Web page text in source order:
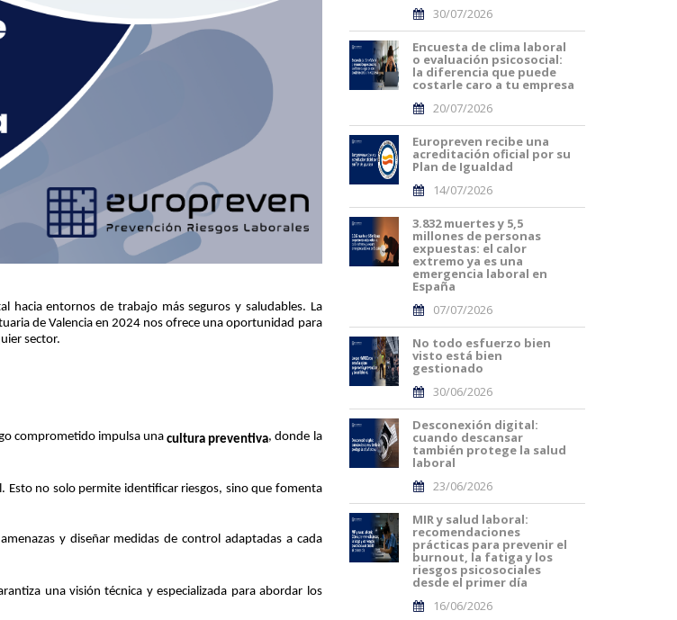
hacia entornos de trabajo más seguros y saludables. La
de Valencia en 2024 nos ofrece una oportunidad para
sector.
comprometido impulsa unacultura preventiva, donde la
Esto no solo permite identificar riesgos, sino que fomenta
y diseñar medidas de control adaptadas a cada
una visión técnica y especializada para abordar los
30/07/2026
Encuesta de clima laboral
o evaluación psicosocial:
la diferencia que puede
costarle caro a tu empresa
20/07/2026
Europreven recibe una
acreditación oficial por su
Plan de Igualdad
14/07/2026
3.832 muertes y 5,5
millones de personas
expuestas: el calor
extremo ya es una
emergencia laboral en
España
07/07/2026
No todo esfuerzo bien
visto está bien
gestionado
30/06/2026
Desconexión digital:
cuando descansar
también protege la salud
laboral
23/06/2026
MIR y salud laboral:
recomendaciones
prácticas para prevenir el
burnout, la fatiga y los
riesgos psicosociales
desde el primer día
16/06/2026